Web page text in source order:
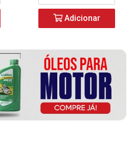
Adicionar